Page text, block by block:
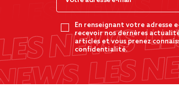
En renseignant votre adresse
recevoir nos dernères
articles et vous prenez
confidentialité.